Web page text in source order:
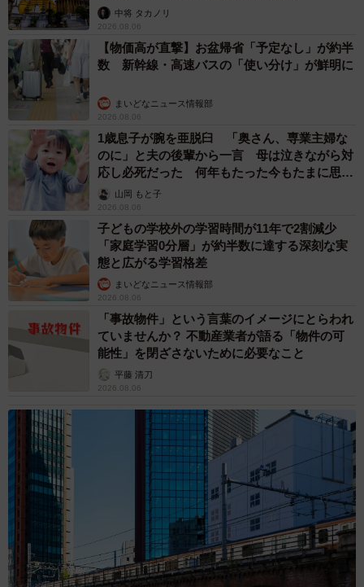
中将 タカノリ
2026.08.06
【物価高が直撃】お盆帰省「予定なし」が約半
数 新幹線・高速バスの「使い分け」が鮮明に
まいどなニュース情報部
2026.08.06
1歳息子が腕を亜脱臼 「奥さん、専業主婦な
のに」と夫の後輩から一言 母は泣きながら対
応し必死だった 何年もたった今もたまに思い
出し…山岡 もと子
2026.08.06
子どもの学校外の学習時間が11年で2割減少
「家庭学習0分層」が約半数に達する深刻な実
態と広がる学習格差
まいどなニュース情報部
2026.08.06
「事故物件」という言葉のイメージにとらわれ
ていませんか？ 不動産業者が語る「物件の可
能性」を閉ざさないために必要なこと
平藤 清刀
2026.08.06